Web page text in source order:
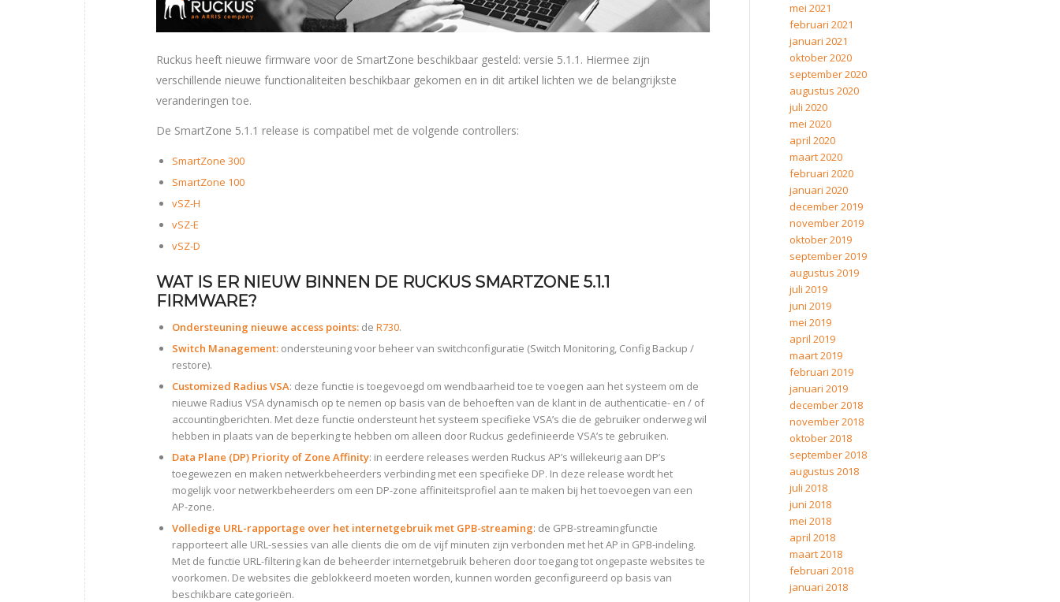
Ruckus heeft nieuwe firmware voor de SmartZone beschikbaar gesteld: versie 5.1.1. Hiermee zijn
verschillende nieuwe functionaliteiten beschikbaar gekomen en in dit artikel lichten we de belangrijkste
veranderingen toe.
De SmartZone 5.1.1 release is compatibel met de volgende controllers:
SmartZone 300
SmartZone 100
vSZ-H
vSZ-E
vSZ-D
WAT IS ER NIEUW BINNEN DE RUCKUS SMARTZONE 5.1.1
FIRMWARE?
Ondersteuning nieuwe access points: de R730.
Switch Management: ondersteuning voor beheer van switchconfiguratie (Switch Monitoring, Config Backup /
restore).
Customized Radius VSA: deze functie is toegevoegd om wendbaarheid toe te voegen aan het systeem om de
nieuwe Radius VSA dynamisch op te nemen op basis van de behoeften van de klant in de authenticatie- en / of
accountingberichten. Met deze functie ondersteunt het systeem specifieke VSA’s die de gebruiker onderweg wil
hebben in plaats van de beperking te hebben om alleen door Ruckus gedefinieerde VSA’s te gebruiken.
Data Plane (DP) Priority of Zone Affinity: in eerdere releases werden Ruckus AP’s willekeurig aan DP’s
toegewezen en maken netwerkbeheerders verbinding met een specifieke DP. In deze release wordt het
mogelijk voor netwerkbeheerders om een DP-zone affiniteitsprofiel aan te maken bij het toevoegen van een
AP-zone.
Volledige URL-rapportage over het internetgebruik met GPB-streaming: de GPB-streamingfunctie
rapporteert alle URL-sessies van alle clients die om de vijf minuten zijn verbonden met het AP in GPB-indeling.
Met de functie URL-filtering kan de beheerder internetgebruik beheren door toegang tot ongepaste websites te
voorkomen. De websites die geblokkeerd moeten worden, kunnen worden geconfigureerd op basis van
beschikbare categorieën.
mei 2021
februari 2021
januari 2021
oktober 2020
september 2020
augustus 2020
juli 2020
mei 2020
april 2020
maart 2020
februari 2020
januari 2020
december 2019
november 2019
oktober 2019
september 2019
augustus 2019
juli 2019
juni 2019
mei 2019
april 2019
maart 2019
februari 2019
januari 2019
december 2018
november 2018
oktober 2018
september 2018
augustus 2018
juli 2018
juni 2018
mei 2018
april 2018
maart 2018
februari 2018
januari 2018